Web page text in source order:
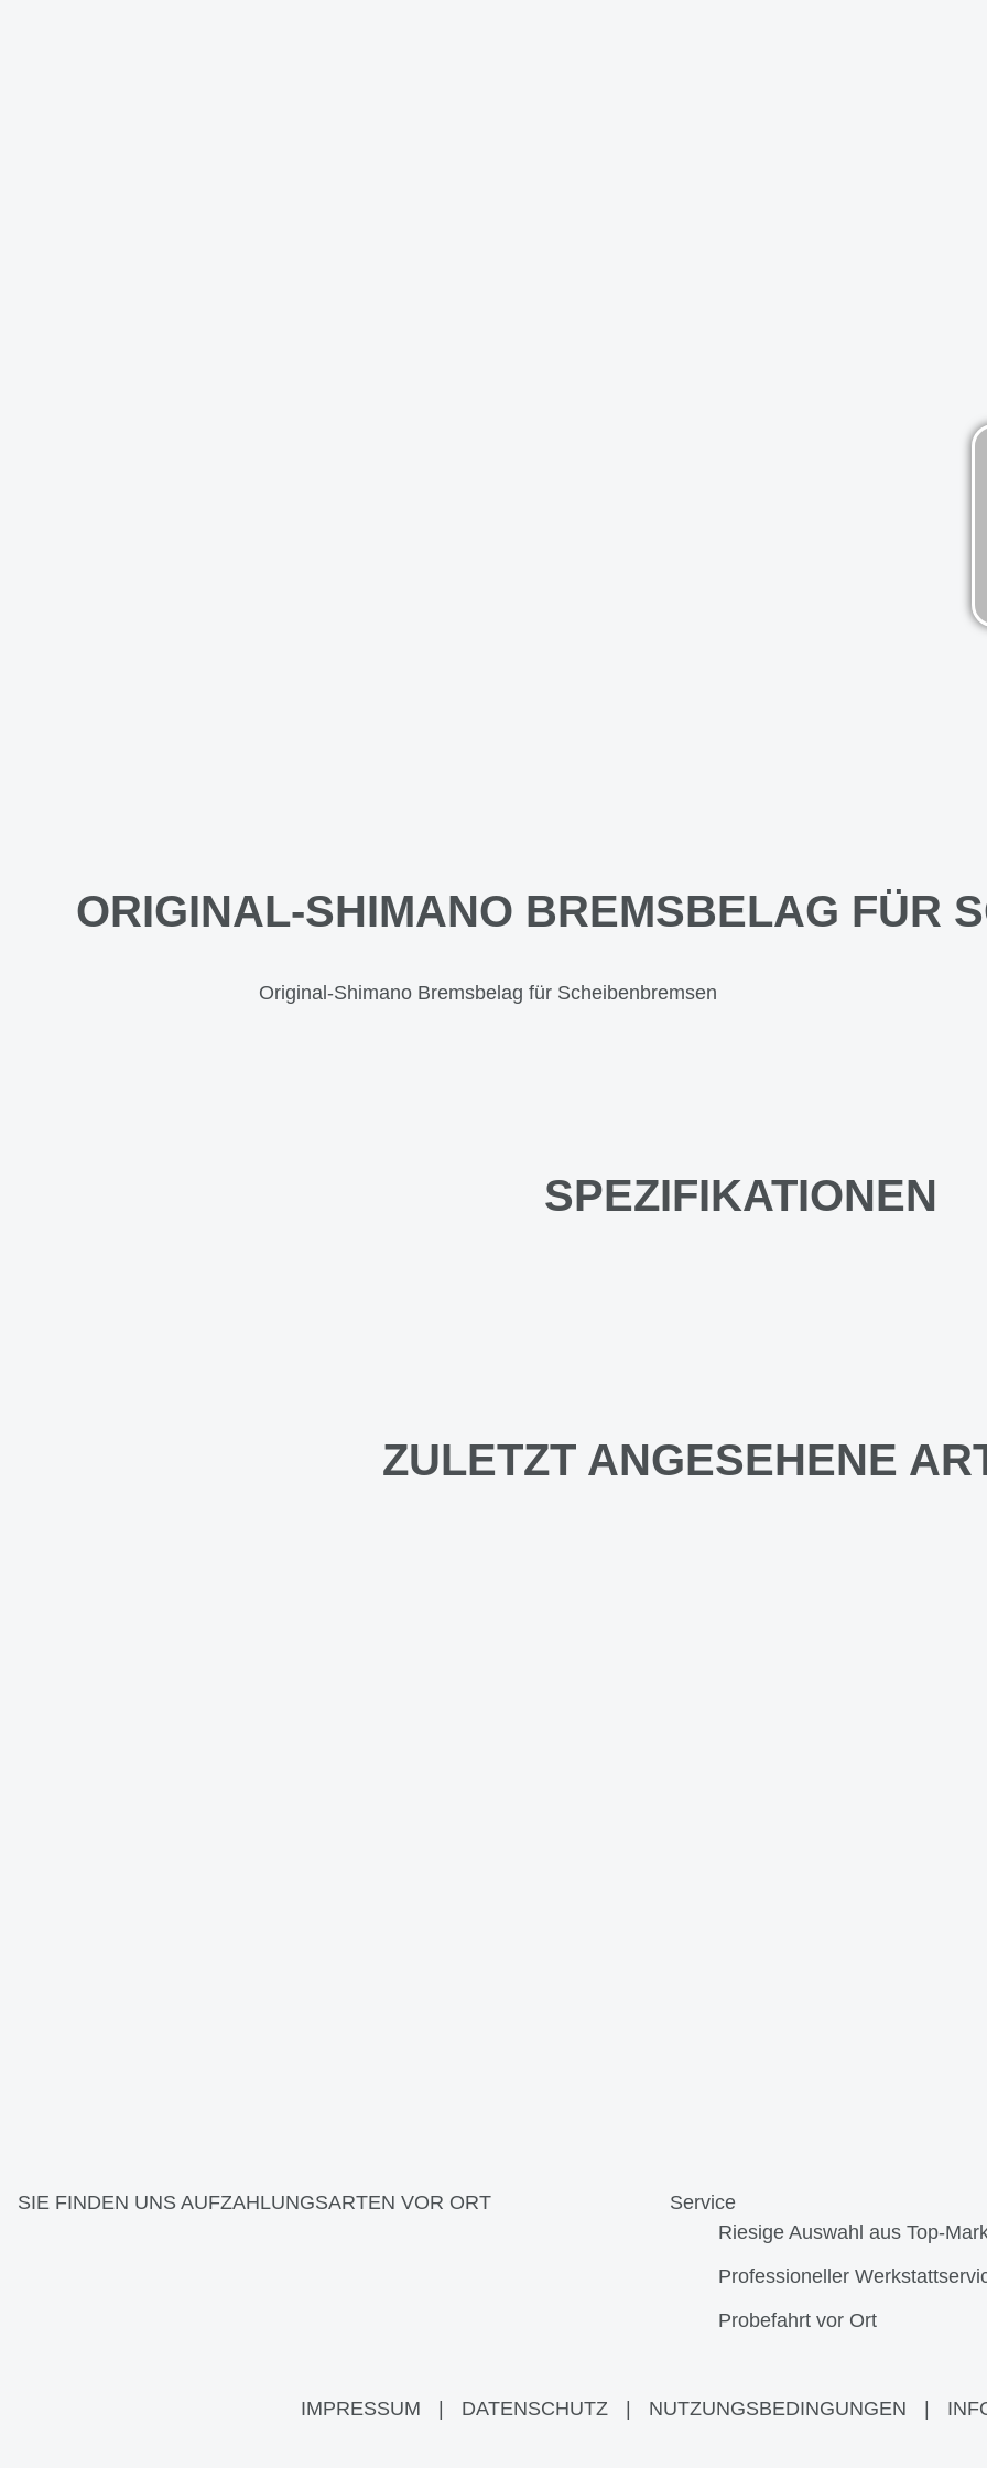
ORIGINAL-SHIMANO BREMSBELAG FÜR
Original-Shimano Bremsbelag für Scheibenbremsen
SPEZIFIKATIONEN
ZULETZT ANGESEHENE
SIE FINDEN UNS AUFZAHLUNGSARTEN VOR ORT
Service
Riesige Auswahl aus Top-
Professioneller
Probefahrt vor Ort
IMPRESSUM DATENSCHUTZ NUTZUNGSBEDINGUNGEN